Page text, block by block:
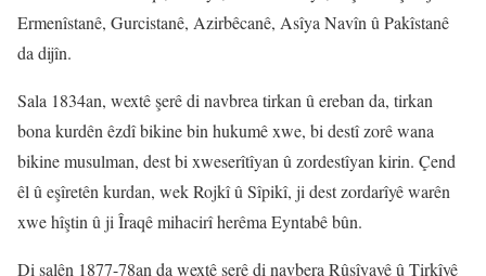
Ermenîstanê, Gurcistanê, Azirbêcanê, Asîya Navîn û Pakîstanê
da dijîn.
Sala 1834an, wextê şerê di navbrea tirkan û ereban da, tirkan
bona kurdên êzdî bikine bin hukumê xwe, bi destî zorê wana
bikine musulman, dest bi xweserîtîyan û zordestîyan kirin. Çend
êl û eşîretên kurdan, wek Rojkî û Sîpikî, ji dest zordarîyê warên
xwe hîştin û ji Îraqê mihacirî herêma Eyntabê bûn.
Di salên 1877-78an da wextê şerê di navbera Rûsîyayê û Tirkîyê